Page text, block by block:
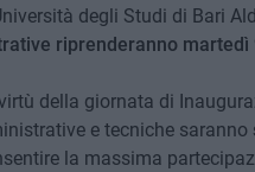
degli Studi di Bari
riprenderanno martedì
della giornata di
e tecniche saranno
la massima